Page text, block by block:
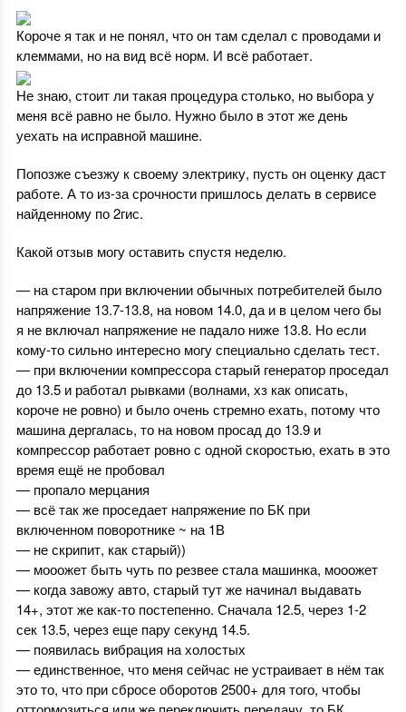
Короче я так и не понял, что он там сделал с проводами и
клеммами, но на вид всё норм. И всё работает.
Не знаю, стоит ли такая процедура столько, но выбора у
меня всё равно не было. Нужно было в этот же день
уехать на исправной машине.
Попозже съезжу к своему электрику, пусть он оценку даст
работе. А то из-за срочности пришлось делать в сервисе
найденному по 2гис.
Какой отзыв могу оставить спустя неделю.
— на старом при включении обычных потребителей было
напряжение 13.7-13.8, на новом 14.0, да и в целом чего бы
я не включал напряжение не падало ниже 13.8. Но если
кому-то сильно интересно могу специально сделать тест.
— при включении компрессора старый генератор проседал
до 13.5 и работал рывками (волнами, хз как описать,
короче не ровно) и было очень стремно ехать, потому что
машина дергалась, то на новом просад до 13.9 и
компрессор работает ровно с одной скоростью, ехать в это
время ещё не пробовал
— пропало мерцания
— всё так же проседает напряжение по БК при
включенном поворотнике ~ на 1В
— не скрипит, как старый))
— мооожет быть чуть по резвее стала машинка, мооожет
— когда завожу авто, старый тут же начинал выдавать
14+, этот же как-то постепенно. Сначала 12.5, через 1-2
сек 13.5, через еще пару секунд 14.5.
— появилась вибрация на холостых
— единственное, что меня сейчас не устраивает в нём так
это то, что при сбросе оборотов 2500+ для того, чтобы